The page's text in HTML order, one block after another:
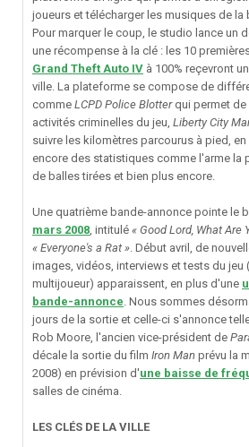
joueurs et télécharger les musiques de la
Pour marquer le coup, le studio lance un
une récompense à la clé : les 10
Grand Theft Auto IV à 100% reçevront
ville. La plateforme se compose de
comme LCPD Police Blotterqui permet de
activités criminelles du jeu, Liberty City
suivre les kilomètres parcourus à pied,
encore des statistiques comme l'arme la
de balles tirées et bien plus encore.
Une quatrième bande-annonce pointe le
mars 2008 , intitulé « Good Lord, What Are
« Everyone's a Rat » . Début avril, de
images, vidéos, interviews et tests du jeu
multijoueur) apparaissent, en plus d'une
bande-annonce . Nous sommes
jours de la sortie et celle-ci s'annonce
Rob Moore, l'ancien vice-président de
décale la sortie du film Iron Man prévu la
2008) en prévision d'une baisse de
salles de cinéma
LES CLÉS DE LA VILLE